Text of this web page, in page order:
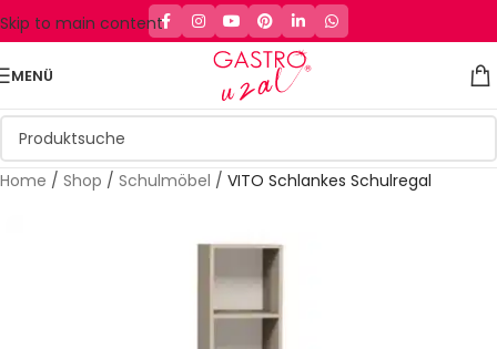
Skip to main content
MENÜ
Home / Shop / Schulmöbel / VITO Schlankes Schulregal